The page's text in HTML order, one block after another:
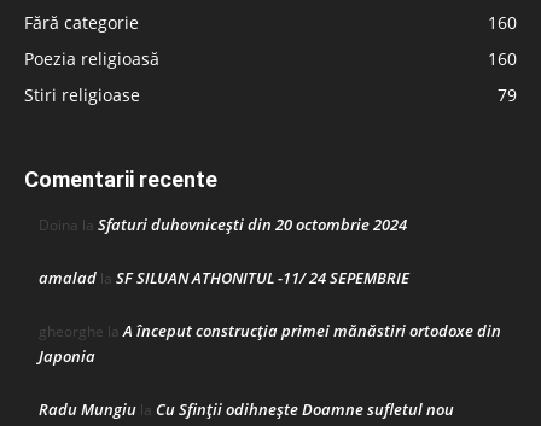
Fără categorie
160
Poezia religioasă
160
Stiri religioase
79
Comentarii recente
Doina la Sfaturi duhovnicești din 20 octombrie 2024
amalad la SF SILUAN ATHONITUL -11/ 24 SEPEMBRIE
gheorghe laA început construcţia primei mănăstiri ortodoxe din
Japonia
Radu Mungiu la Cu Sfinții odihnește Doamne sufletul nou